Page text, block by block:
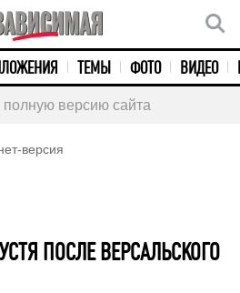
ТЕМЫ ФОТО ВИДЕО
полную версию сайта
версия
ПОСЛЕ ВЕРСАЛЬСКОГО